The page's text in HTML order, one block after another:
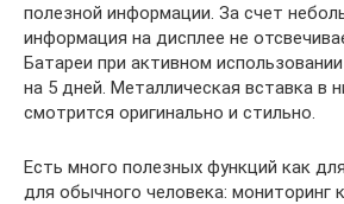
полезной информации. За счет
информация на дисплее не
Батареи при активном
на 5 дней. Металлическая вставка в
смотрится оригинально и стильно.
Есть много полезных функций как
для обычного человека: мониторинг